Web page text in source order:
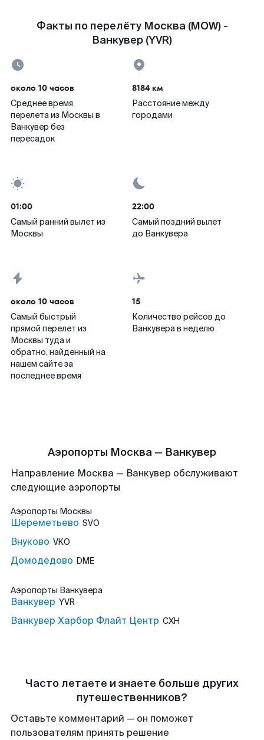
Факты по перелёту Москва (MOW) -
Ванкувер (YVR)
около 10 часов
Среднее время
перелета из Москвы в
Ванкувер без
пересадок
8184 км
Расстояние между
городами
01:00
Самый ранний вылет из
Москвы
22:00
Самый поздний вылет
до Ванкувера
около 10 часов
Самый быстрый
прямой перелет из
Москвы туда и
обратно, найденный на
нашем сайте за
последнее время
15
Количество рейсов до
Ванкувера в неделю
Аэропорты Москва — Ванкувер
Направление Москва — Ванкувер обслуживают
следующие аэропорты
Аэропорты Москвы
Шереметьево SVO
Внуково VKO
Домодедово DME
Аэропорты Ванкувера
Ванкувер YVR
Ванкувер Харбор Флайт Центр CXH
Часто летаете и знаете больше других
путешественников?
Оставьте комментарий — он поможет
пользователям принять решение